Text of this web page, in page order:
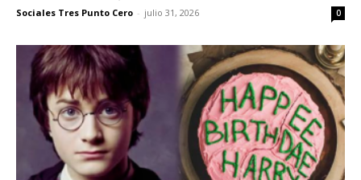
Sociales Tres Punto Cero - julio 31, 2026 0